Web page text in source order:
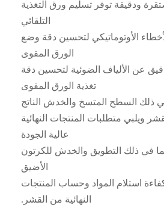
ودقيقة توفر تسليم ورق التغذية
التلقائي
الأوتوماتيكي لتحسين دقة وضع
الورق المقوى
عن الألياف الضوئية لتحسين دقة
تغذية الورق المقوى
ذلك السطح المتسخ والخدش الناتج
ويلبي متطلبات المنتجات النهائية
عالية الجودة
في ذلك التطويق والخدش للكرتون
الأضيق
استلام المواد وحساب المنتجات
النهائية من القشر.